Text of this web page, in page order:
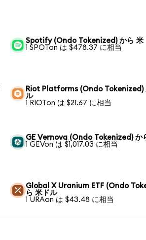
Spotify (Ondo Tokenized) から 米
1 SPOTon は $478.37 に相当
Riot Platforms (Ondo Tokenized)
ル
1 RIOTon は $21.67 に相当
GE Vernova (Ondo Tokenized) か
1 GEVon は $1,017.03 に相当
Global X Uranium ETF (Ondo
ら 米ドル
1 URAon は $43.48 に相当